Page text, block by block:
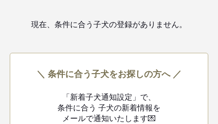
現在、条件に合う子犬の登録がありません。
＼ 条件に合う子犬をお探しの方へ ／
「新着子犬通知設定」で、
条件に合う 子犬の新着情報を
メールで通知いたします💌